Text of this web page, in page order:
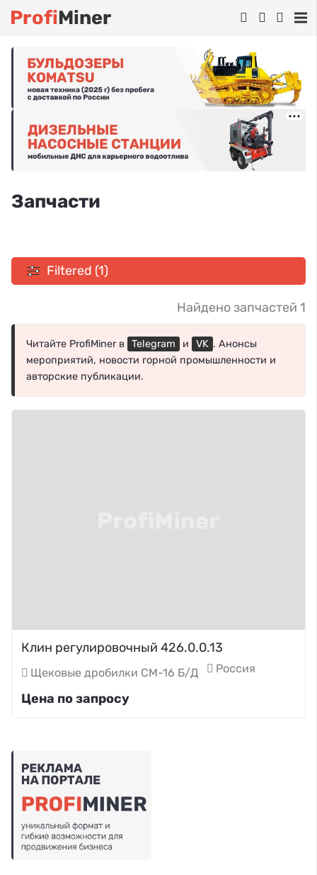
ProfiMiner
Запчасти
Filtered (1)
Найдено запчастей 1
Читайте ProfiMiner в Telegram и VK . Анонсы
мероприятий, новости горной промышленности и
авторские публикации.
Клин регулировочный 426.0.0.13
Щековые дробилки СМ-16 Б/Д Россия
Цена по запросу